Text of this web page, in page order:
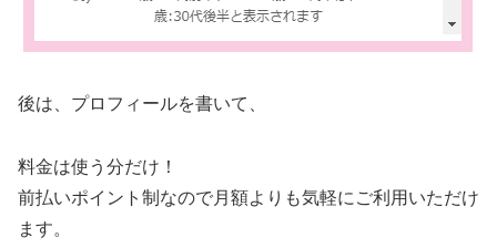
後は、プロフィールを書いて、
料金は使う分だけ！
前払いポイント制なので月額よりも気軽にご利用いただけ
ます。